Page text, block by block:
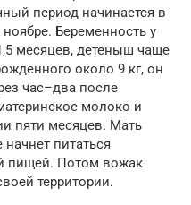
период начинается в
Беременность у
месяцев, детеныш чаще
около 9 кг, он
час–два после
молоко и
пяти месяцев. Мать
питаться
пищей. Потом вожак
территории.